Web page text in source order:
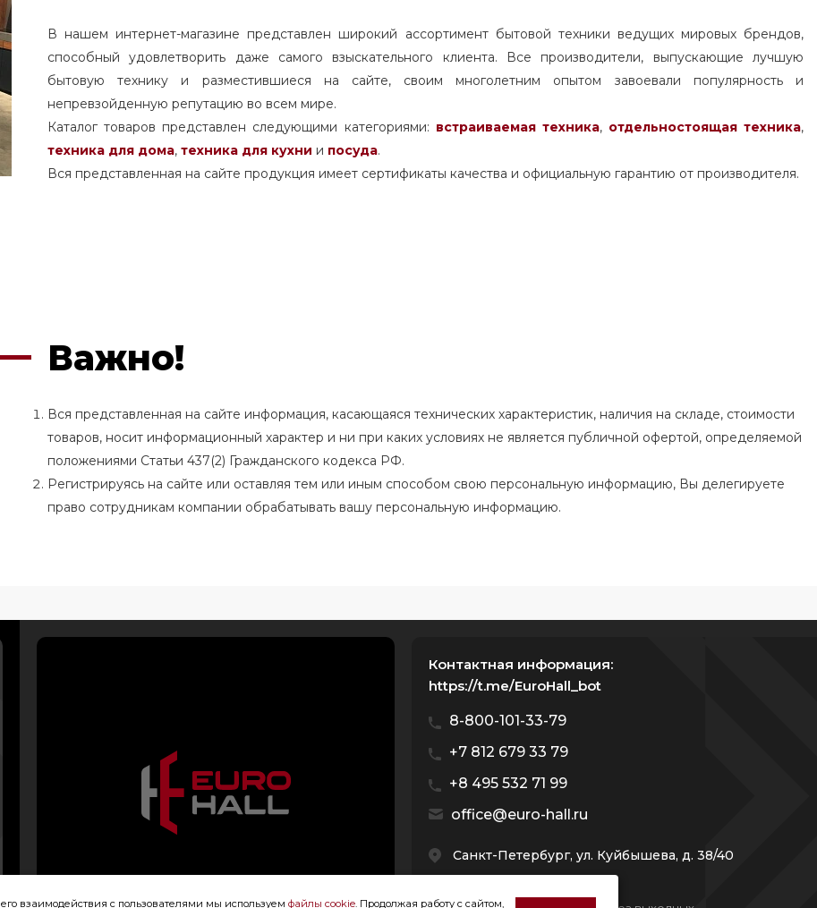
В нашем интернет-магазине представлен широкий ассортимент бытовой техники ведущих мировых брендов,
способный удовлетворить даже самого взыскательного клиента. Все производители, выпускающие лучшую
бытовую технику и разместившиеся на сайте, своим многолетним опытом завоевали популярность и
непревзойденную репутацию во всем мире.
Каталог товаров представлен следующими категориями: встраиваемая техника, отдельностоящаятехника,
техника для дома, техника для кухни и посуда.
Вся представленная на сайте продукция имеет сертификаты качества и официальную гарантию от производителя.
Важно!
Вся представленная на сайте информация, касающаяся технических характеристик, наличия на складе, стоимости
товаров, носит информационный характер и ни при каких условиях не является публичной офертой, определяемой
положениями Статьи 437(2) Гражданского кодекса РФ.
Регистрируясь на сайте или оставляя тем или иным способом свою персональную информацию, Вы делегируете
право сотрудникам компании обрабатывать вашу персональную информацию.
Контактная информация:
https://t.me/EuroHall_bot
8-800-101-33-79
+7 812 679 33 79
+8 495 532 71 99
office@euro-hall.ru
Санкт-Петербург, ул. Куйбышева, д. 38/40
взаимодействия с пользователями мы используем файлы cookie. Продолжая работу с сайтом,